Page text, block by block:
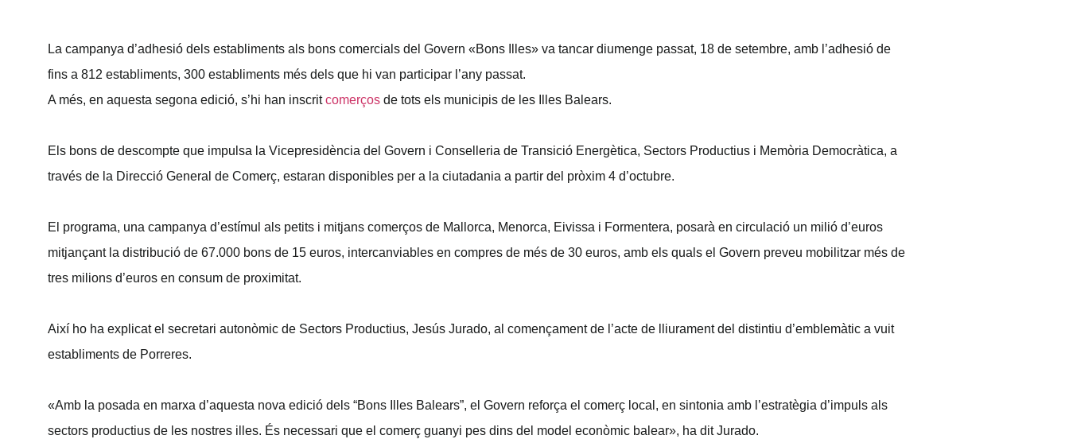
La campanya d’adhesió dels establiments als bons comercials del Govern «Bons Illes» va tancar diumenge passat, 18 de setembre, amb l’adhesió de
fins a 812 establiments, 300 establiments més dels que hi van participar l’any passat.
A més, en aquesta segona edició, s’hi han inscritcomerços de tots els municipis de les Illes Balears.
Els bons de descompte que impulsa la Vicepresidència del Govern i Conselleria de Transició Energètica, Sectors Productius i Memòria Democràtica, a
través de la Direcció General de Comerç, estaran disponibles per a la ciutadania a partir del pròxim 4 d’octubre.
El programa, una campanya d’estímul als petits i mitjans comerços de Mallorca, Menorca, Eivissa i Formentera, posarà en circulació un milió d’euros
mitjançant la distribució de 67.000 bons de 15 euros, intercanviables en compres de més de 30 euros, amb els quals el Govern preveu mobilitzar més de
tres milions d’euros en consum de proximitat.
Així ho ha explicat el secretari autonòmic de Sectors Productius, Jesús Jurado, al començament de l’acte de lliurament del distintiu d’emblemàtic a vuit
establiments de Porreres.
«Amb la posada en marxa d’aquesta nova edició dels “Bons Illes Balears”, el Govern reforça el comerç local, en sintonia amb l’estratègia d’impuls als
sectors productius de les nostres illes. És necessari que el comerç guanyi pes dins del model econòmic balear», ha dit Jurado.